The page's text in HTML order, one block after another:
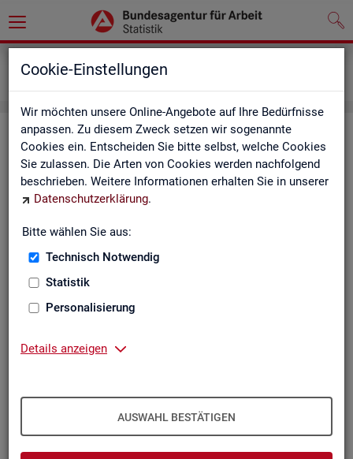
Cookie-Einstellungen
Wir möchten unsere Online-Angebote auf Ihre Bedürfnisse
anpassen. Zu diesem Zweck setzen wir sogenannte
Cookies ein. Entscheiden Sie bitte selbst, welche Cookies
Sie zulassen. Die Arten von Cookies werden nachfolgend
beschrieben. Weitere Informationen erhalten Sie in unserer
Datenschutzerklärung.
Bitte wählen Sie aus:
Technisch Notwendig
Statistik
Personalisierung
Details anzeigen
AUSWAHL BESTÄTIGEN
Kenn­zah­len­steck­brie­fe
Die Steck­brie­fe in­for­mie­ren über De­fi­ni­ti­on, Aus­sa­ge­kraft, Be­
rech­nung und Da­ten­quel­len der Kenn­zah­len, die in der Sta­tis­
tik der Bun­des­agen­tur für Ar­beit vor­kom­men.
Ab­gangs­ra­te
Ab­gangs­ra­te Ar­beits­lo­se
Ab­gangs­ra­te er­werbs­fä­hi­ge Leis­
tungs­be­rech­tig­te
Leis­tungs­be­rech­tig­te
Ab­gangs­ra­te von Ar­beits­lo­sen­geld­
emp­fän­gern